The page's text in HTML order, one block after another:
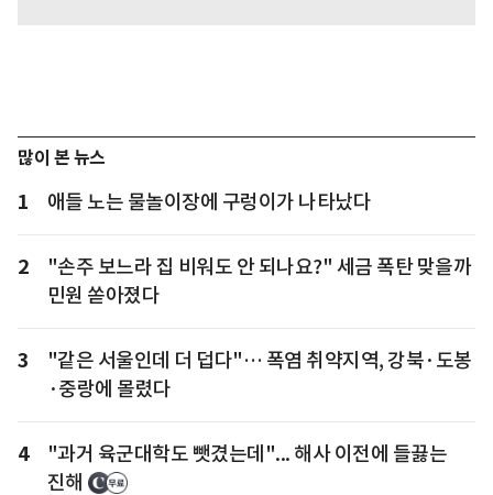
많이 본 뉴스
1 애들 노는 물놀이장에 구렁이가 나타났다
2
"손주 보느라 집 비워도 안 되나요?" 세금 폭탄 맞을까
민원 쏟아졌다
3
"같은 서울인데 더 덥다"… 폭염 취약지역, 강북·도봉
·중랑에 몰렸다
4
"과거 육군대학도 뺏겼는데"... 해사 이전에 들끓는
진해